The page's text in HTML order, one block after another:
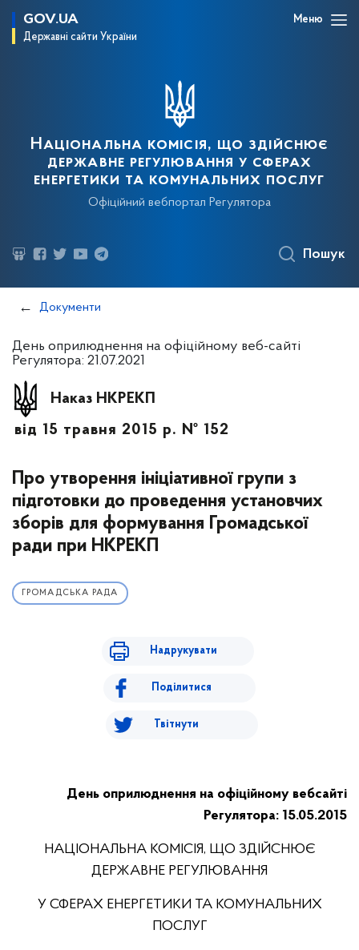
GOV.UA
Державні сайти України
Меню
Національна комісія, що здійснює
державне регулювання у сферах
енергетики та комунальних послуг
Офіційний вебпортал Регулятора
Пошук
Документи
День оприлюднення на офіційному веб-сайті
Регулятора: 21.07.2021
Наказ НКРЕКП
від 15 травня 2015 р. № 152
Про утворення ініціативної групи з
підготовки до проведення установчих
зборів для формування Громадської
ради при НКРЕКП
ГРОМАДСЬКА РАДА
Надрукувати
Поділитися
Твітнути
День оприлюднення на офіційному вебсайті
Регулятора: 15.05.2015
НАЦІОНАЛЬНА КОМІСІЯ, ЩО ЗДІЙСНЮЄ
ДЕРЖАВНЕ РЕГУЛЮВАННЯ
У СФЕРАХ ЕНЕРГЕТИКИ ТА КОМУНАЛЬНИХ
ПОСЛУГ